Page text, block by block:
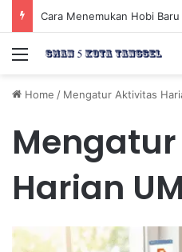
Menu
Home / Mengatur Aktivitas
Harian